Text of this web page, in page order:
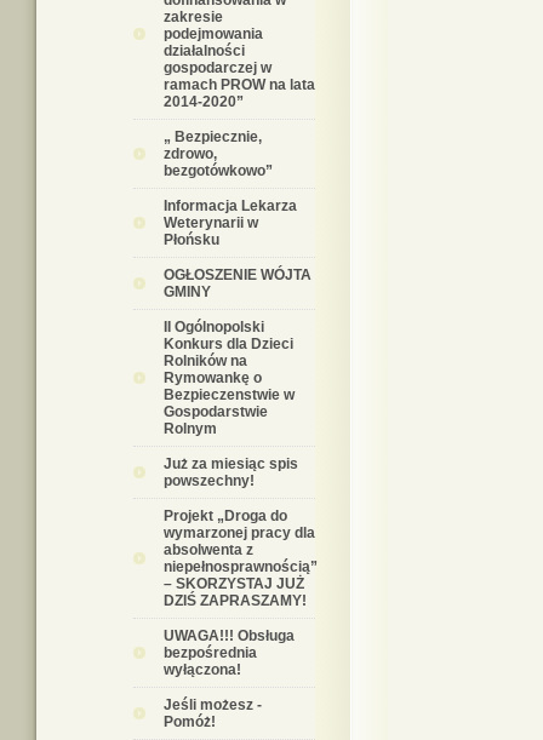
zakresie
podejmowania
działalności
gospodarczej w
ramach PROW na lata
2014-2020”
„ Bezpiecznie,
zdrowo,
bezgotówkowo”
Informacja Lekarza
Weterynarii w
Płońsku
OGŁOSZENIE WÓJTA
GMINY
II Ogólnopolski
Konkurs dla Dzieci
Rolników na
Rymowankę o
Bezpieczenstwie w
Gospodarstwie
Rolnym
Już za miesiąc spis
powszechny!
Projekt „Droga do
wymarzonej pracy dla
absolwenta z
niepełnosprawnością”
– SKORZYSTAJ JUŻ
DZIŚ ZAPRASZAMY!
UWAGA!!! Obsługa
bezpośrednia
wyłączona!
Jeśli możesz -
Pomóż!